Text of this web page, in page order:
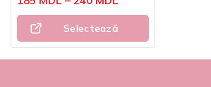
Selectează
Opțiunile